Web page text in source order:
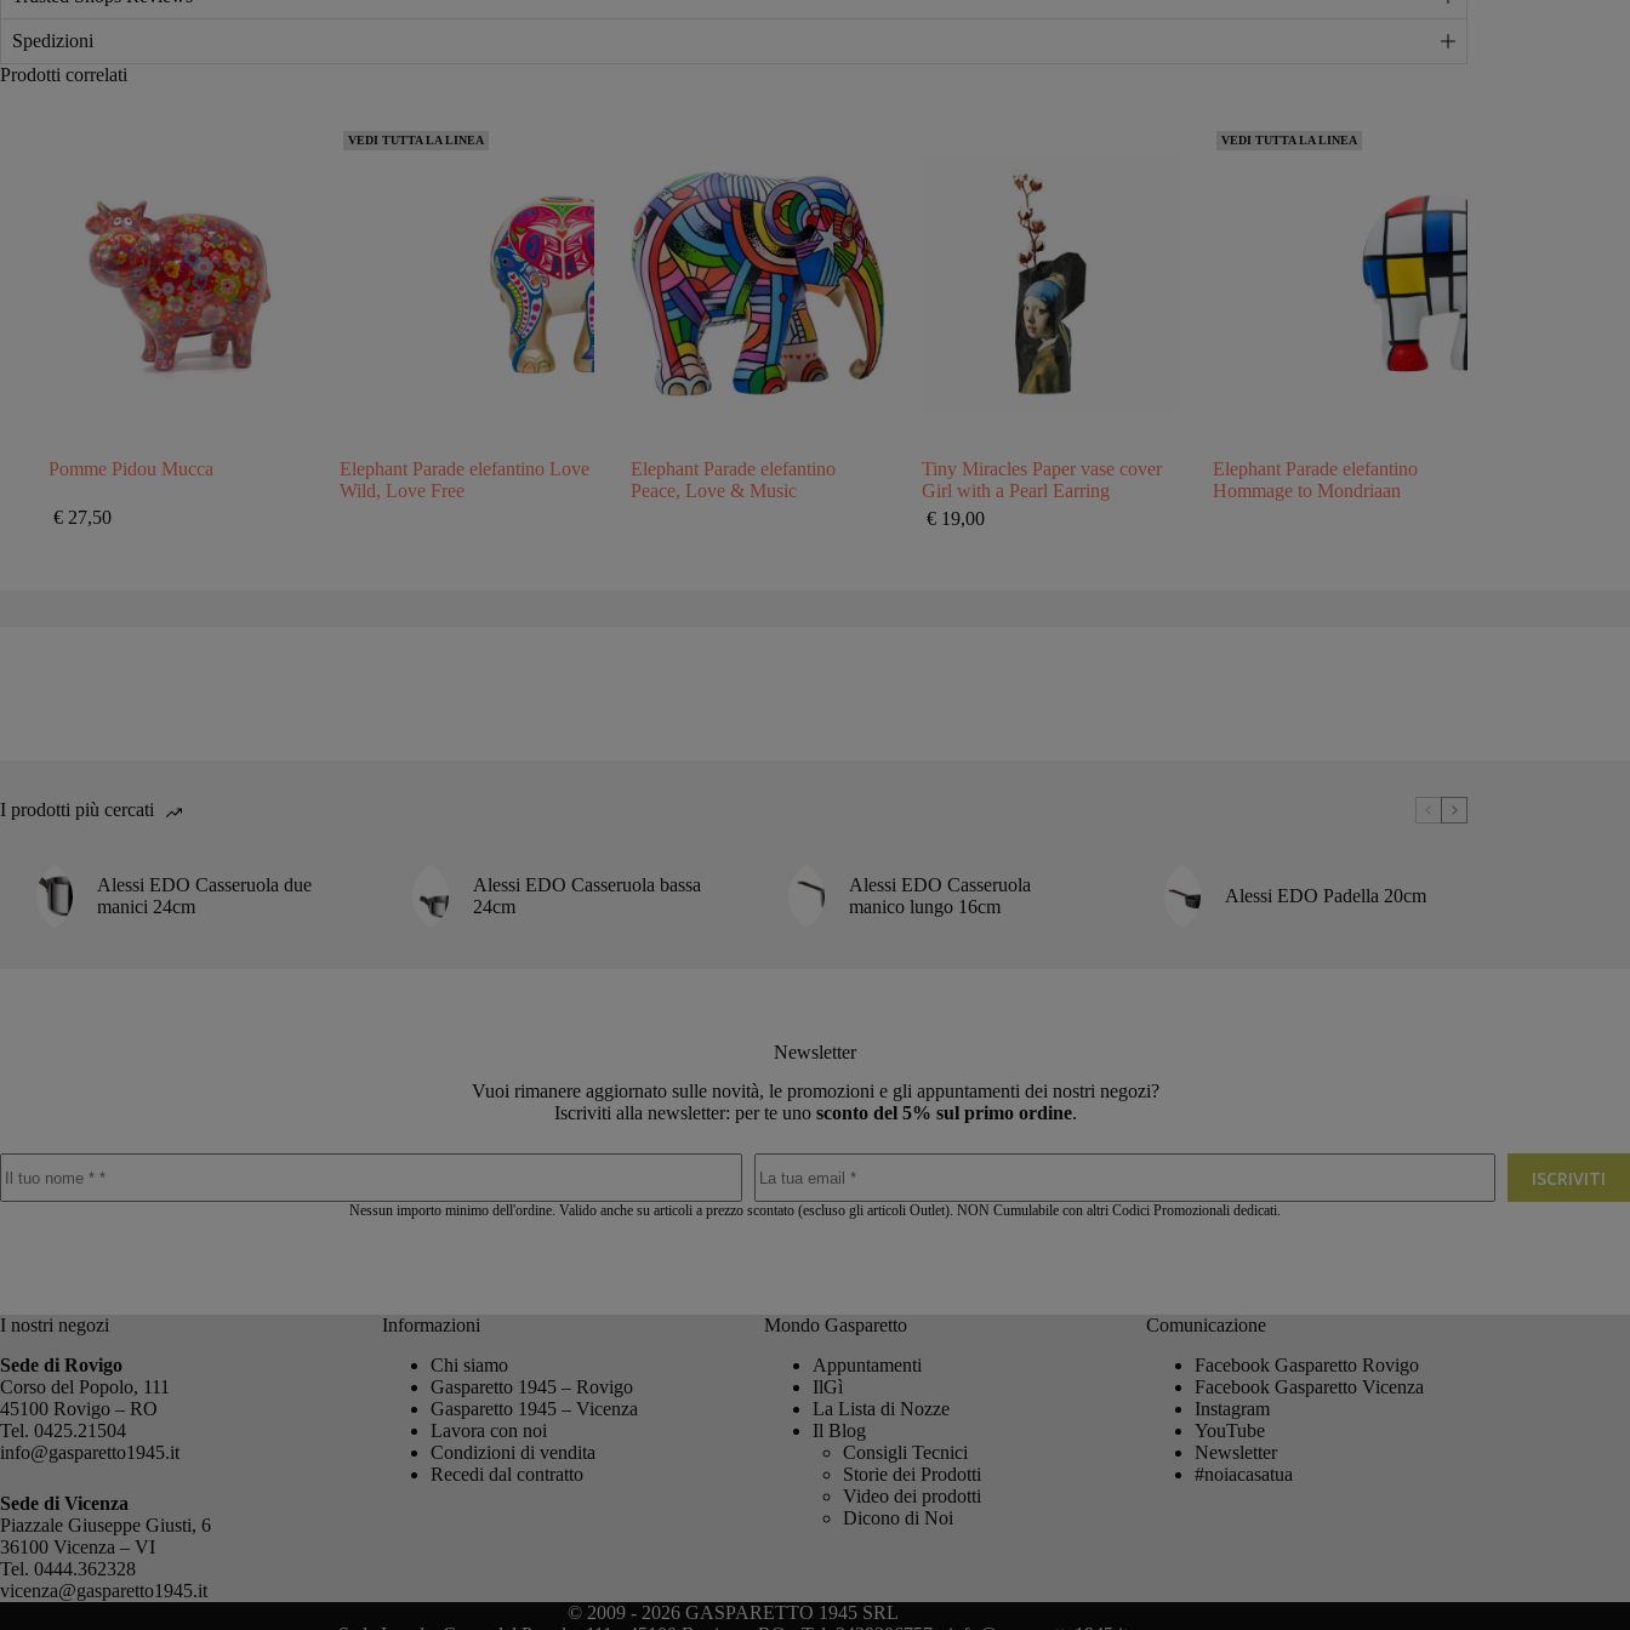
Spedizioni
Prodotti correlati
Pomme Pidou Mucca
€ 27,50
VEDI TUTTA LA LINEA
Elephant Parade elefantino Love
Wild, Love Free
Elephant Parade elefantino
Peace, Love & Music
Tiny Miracles Paper vase cover
Girl with a Pearl Earring
€ 19,00
VEDI TUTTA LA LINEA
Elephant Parade elefantino
Hommage to Mondriaan
I prodotti più cercati
Alessi EDO Casseruola due
manici 24cm
Alessi EDO Casseruola bassa
24cm
Alessi EDO Casseruola
manico lungo 16cm
Alessi EDO Padella 20cm
Newsletter
Vuoi rimanere aggiornato sulle novità, le promozioni e gli appuntamenti dei nostri negozi?
Iscriviti alla newsletter: per te uno sconto del 5% sul primo ordine.
ISCRIVITI
Nessun importo minimo dell'ordine. Valido anche su articoli a prezzo scontato (escluso gli articoli Outlet). NON Cumulabile con altri Codici Promozionali dedicati.
I nostri negozi
Sede di Rovigo
Corso del Popolo, 111
45100 Rovigo – RO
Tel. 0425.21504
info@gasparetto1945.it
Sede di Vicenza
Piazzale Giuseppe Giusti, 6
36100 Vicenza – VI
Tel. 0444.362328
vicenza@gasparetto1945.it
Informazioni
Chi siamo
Gasparetto 1945 – Rovigo
Gasparetto 1945 – Vicenza
Lavora con noi
Condizioni di vendita
Recedi dal contratto
Mondo Gasparetto
Appuntamenti
IlGì
La Lista di Nozze
Il Blog
Consigli Tecnici
Storie dei Prodotti
Video dei prodotti
Dicono di Noi
Comunicazione
Facebook Gasparetto Rovigo
Facebook Gasparetto Vicenza
Instagram
YouTube
Newsletter
#noiacasatua
© 2009 - 2026 GASPARETTO 1945 SRL